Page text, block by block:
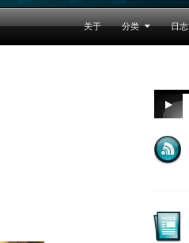
跳至正文
关于
分类 日志